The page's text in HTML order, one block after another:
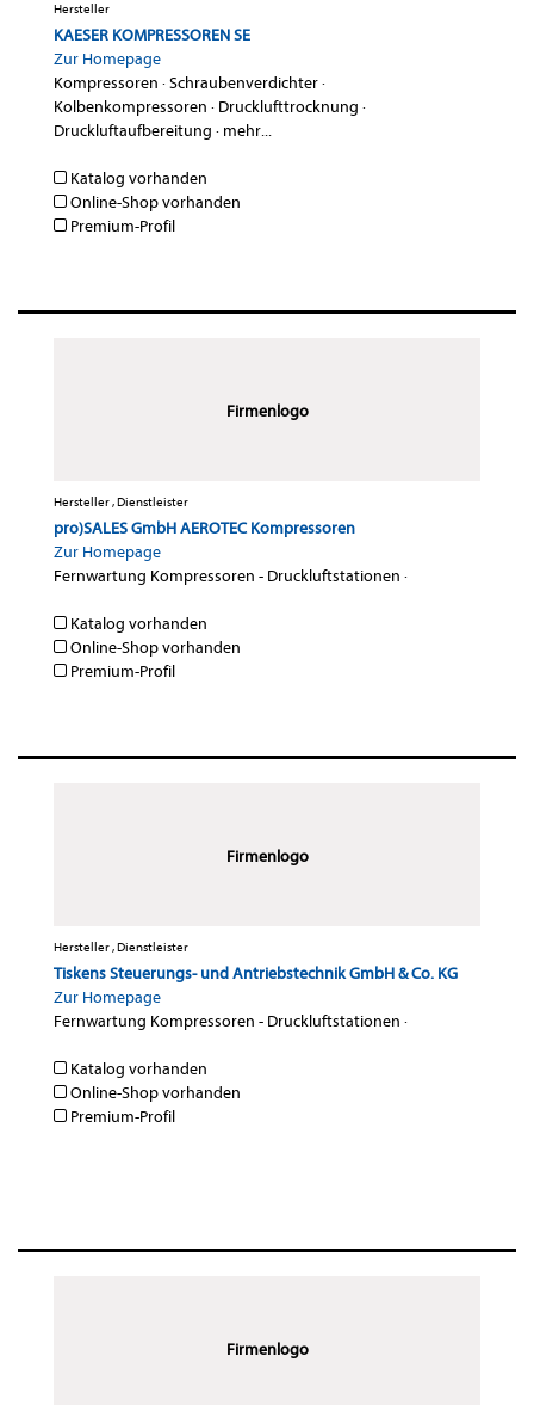
Hersteller
KAESER KOMPRESSOREN SE
Zur Homepage
Kompressoren ·Schraubenverdichter·
Kolbenkompressoren · Drucklufttrocknung ·
Druckluftaufbereitung · mehr...
Katalog vorhanden
Online-Shop vorhanden
Premium-Profil
Firmenlogo
Hersteller , Dienstleister
pro)SALES GmbH AEROTEC Kompressoren
Zur Homepage
Fernwartung Kompressoren - Druckluftstationen ·
Katalog vorhanden
Online-Shop vorhanden
Premium-Profil
Firmenlogo
Hersteller , Dienstleister
Tiskens Steuerungs- und Antriebstechnik GmbH & Co. KG
Zur Homepage
Fernwartung Kompressoren - Druckluftstationen ·
Katalog vorhanden
Online-Shop vorhanden
Premium-Profil
Firmenlogo